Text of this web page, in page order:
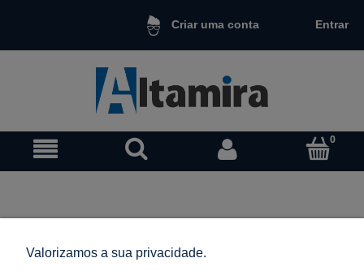
Criar uma conta Entrar
Nenhum produto correspondente aos seus critérios foi
Valorizamos a sua privacidade.